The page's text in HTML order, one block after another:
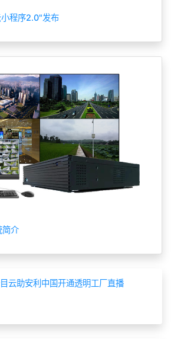
程序2.0"发布
简介
云助安利中国开通透明工厂直播